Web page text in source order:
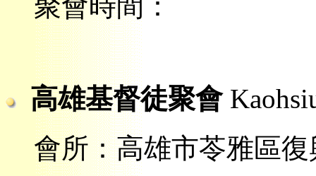
高雄基督徒聚會
會所：高雄市苓雅區復